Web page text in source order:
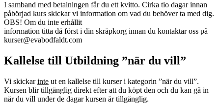
I samband med betalningen får du ett kvitto. Cirka tio dagar innan
påbörjad kurs skickar vi information om vad du behöver ta med dig.
OBS! Om du inte erhållit
information titta då först i din skräpkorg innan du kontaktar oss på
kurser@evabodfaldt.com
Kallelse till Utbildning ”när du vill”
Vi skickarinte ut en kallelse till kurser i kategorin ”när du vill”.
Kursen blir tillgänglig direkt efter att du köpt den och du kan gå in
när du vill under de dagar kursen är tillgänglig.